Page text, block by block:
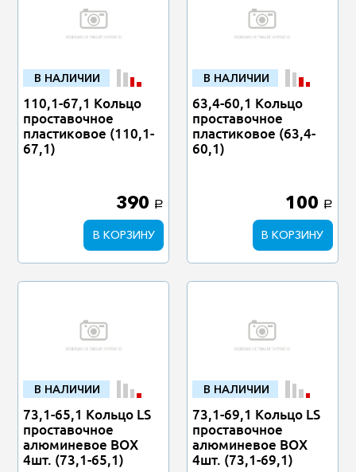
В НАЛИЧИИ
110,1-67,1 Кольцо
проставочное
пластиковое (110,1-
67,1)
390 a
В КОРЗИНУ
В НАЛИЧИИ
63,4-60,1 Кольцо
проставочное
пластиковое (63,4-
60,1)
100 a
В КОРЗИНУ
В НАЛИЧИИ
73,1-65,1 Кольцо LS
проставочное
алюминевое BOX
4шт. (73,1-65,1)
В НАЛИЧИИ
73,1-69,1 Кольцо LS
проставочное
алюминевое BOX
4шт. (73,1-69,1)